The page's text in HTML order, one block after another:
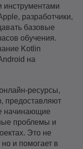
разработчики,
базовые
обучения.
Kotlin
на
ресурсы,
предоставляют
начинающие
проблемы и
Это не
и помогает в